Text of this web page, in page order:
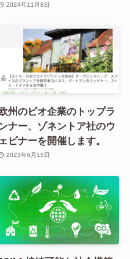
2024年11月8日
州のビオ企業のトップラ
ンナー、ゾネントア社のウ
ェビナーを開催します。
2023年6月15日